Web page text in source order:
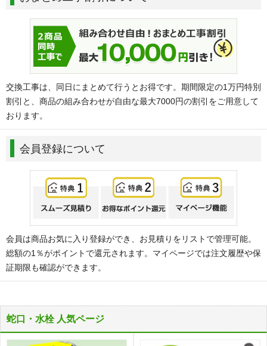
交換工事は、同日にまとめて行うとお得です。期間限定の1万円特別
割引と、商品の組み合わせが自由な最大7000円の割引をご用意して
おります。
会員登録について
会員は商品お気に入り登録ができ、お見積りをリストで管理可能。
総額の1％がポイントで還元されます。マイページでは注文履歴や保
証期限も確認ができます。
蛇口・水栓 人気ページ